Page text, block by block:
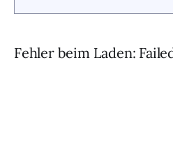
Fehler beim Laden: